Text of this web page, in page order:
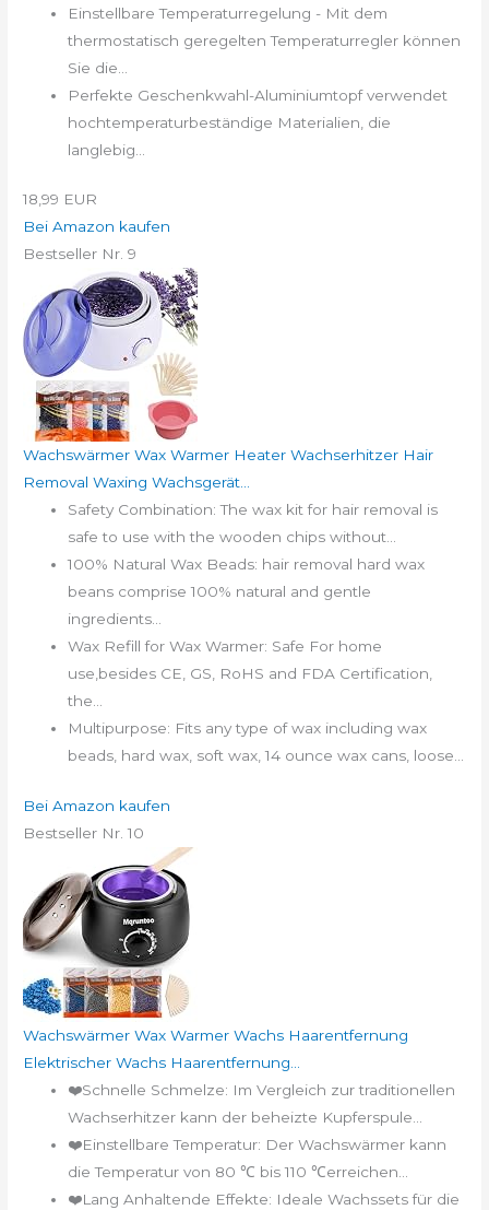
Einstellbare Temperaturregelung - Mit dem
thermostatisch geregelten Temperaturregler können
Sie die...
Perfekte Geschenkwahl-Aluminiumtopf verwendet
hochtemperaturbeständige Materialien, die
langlebig...
18,99 EUR
Bei Amazon kaufen
Bestseller Nr. 9
Wachswärmer Wax Warmer Heater Wachserhitzer Hair
Removal Waxing Wachsgerät...
Safety Combination: The wax kit for hair removal is
safe to use with the wooden chips without...
100% Natural Wax Beads: hair removal hard wax
beans comprise 100% natural and gentle
ingredients...
Wax Refill for Wax Warmer: Safe For home
use,besides CE, GS, RoHS and FDA Certification,
the...
Multipurpose: Fits any type of wax including wax
beads, hard wax, soft wax, 14 ounce wax cans, loose...
Bei Amazon kaufen
Bestseller Nr. 10
Wachswärmer Wax Warmer Wachs Haarentfernung
Elektrischer Wachs Haarentfernung...
❤️Schnelle Schmelze: Im Vergleich zur traditionellen
Wachserhitzer kann der beheizte Kupferspule...
❤️Einstellbare Temperatur: Der Wachswärmer kann
die Temperatur von 80 ℃ bis 110 ℃erreichen...
❤️Lang Anhaltende Effekte: Ideale Wachssets für die